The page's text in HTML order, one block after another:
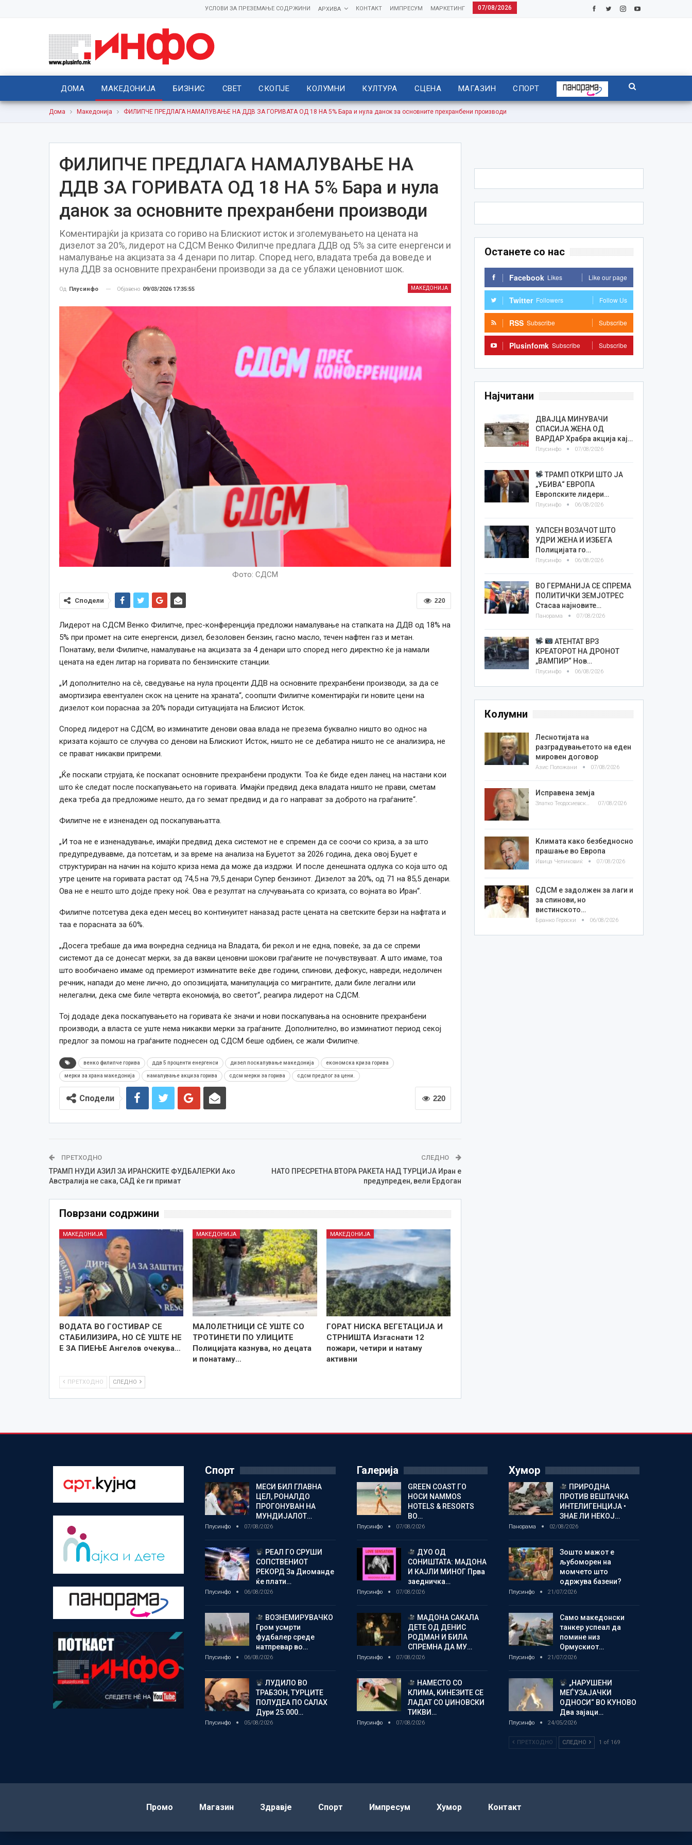
07/08/2026
МАРКЕТИНГ
ИМПРЕСУМ
КОНТАКТ
АРХИВА
УСЛОВИ ЗА ПРЕЗЕМАЊЕ СОДРЖИНИ
ДОМА МАКЕДОНИЈА БИЗНИС СВЕТ СКОПЈЕ КОЛУМНИ КУЛТУРА СЦЕНА МАГАЗИН СПОРТ
Дома Македонија ФИЛИПЧЕ ПРЕДЛАГА НАМАЛУВАЊЕ НА ДДВ ЗА ГОРИВАТА ОД 18 НА 5% Бара и нула данок за основните прехранбени производи
ФИЛИПЧЕ ПРЕДЛАГА НАМАЛУВАЊЕ НА
ДДВ ЗА ГОРИВАТА ОД 18 НА 5% Бара и нула
данок за основните прехранбени производи
Коментирајќи ја кризата со гориво на Блискиот исток и зголемувањето на цената на
дизелот за 20%, лидерот на СДСМ Венко Филипче предлага ДДВ од 5% за сите енергенси и
намалување на акцизата за 4 денари по литар. Според него, владата треба да воведе и
нула ДДВ за основните прехранбени производи за да се ублажи ценовниот шок.
МАКЕДОНИЈА
Од Плусинфо Објавено 09/03/2026 17:35:55
Фото: СДСМ
220
Сподели
Лидерот на СДСМ Венко Филипче, прес-конференција предложи намалување на стапката на ДДВ од 18% на
5% при промет на сите енергенси, дизел, безоловен бензин, гасно масло, течен нафтен газ и метан.
Понатаму, вели Филипче, намалување на акцизата за 4 денари што според него директно ќе ја намали
цената на еден литар на горивата по бензинските станции.
„И дополнително на сè, сведување на нула проценти ДДВ на основните прехранбени производи, за да се
амортизира евентуален скок на цените на храната“, соопшти Филипче коментирајќи ги новите цени на
дизелот кои пораснаа за 20% поради ситуацијата на Блисиот Исток.
Според лидерот на СДСМ, во изминатите денови оваа влада не презема буквално ништо во однос на
кризата којашто се случува со денови на Блискиот Исток, ништо не се дебатира ништо не се анализира, не
се прават никакви припреми.
„Ќе поскапи струјата, ќе поскапат основните прехранбени продукти. Тоа ќе биде еден ланец на настани кои
што ќе следат после поскапувањето на горивата. Имајќи предвид дека владата ништо не прави, сметам
дека треба да предложиме нешто, да го земат предвид и да го направат за доброто на граѓаните“.
Филипче не е изненаден од поскапувањатта.
„И тоа не е изненадувањe, имајќи предвид дека системот не е спремен да се соочи со криза, а за што
предупредувавме, да потсетам, и за време на анализа на Буџетот за 2026 година, дека овој Буџет е
структуриран на начин на којшто криза нема да може да издржи. И после денешната одлука со која што од
утре цените на горивата растат од 74,5 на 79,5 денари Супер бензинот. Дизелот за 20%, од 71 на 85,5 денари.
Ова не е нешто што дојде преку ноќ. Ова е резултат на случувањата со кризата, со војната во Иран“.
Филипче потсетува дека еден месец во континуитет наназад расте цената на светските берзи на нафтата и
таа е порасната за 60%.
„Досега требаше да има вонредна седница на Владата, би рекол и не една, повеќе, за да се спреми
системот да се донесат мерки, за да вакви ценовни шокови граѓаните не почувствуваат. А што имаме, тоа
што вообичаено имаме од премиерот изминатите веќе две години, спинови, дефокус, навреди, недоличен
речник, напади до мене лично, до опозицијата, манипулација со мигрантите, дали биле легални или
нелегални, дека сме биле четврта економија, во светот“, реагира лидерот на СДСМ.
Тој додаде дека поскапувањето на горивата ќе значи и нови поскапувања на основните прехранбени
производи, а власта се уште нема никакви мерки за граѓаните. Дополнително, во изминатиот период секој
предлог за помош на граѓаните поднесен од СДСМ беше одбиен, се жали Филипче.
венко филипче горива ддв 5 проценти енергенси дизел поскапување македонија економска криза горива
мерки за храна македонија намалување акциза горива сдсм мерки за горива сдсм предлог за цени.
220
Сподели
ПРЕТХОДНО
ТРАМП НУДИ АЗИЛ ЗА ИРАНСКИТЕ ФУДБАЛЕРКИ Ако
Австралија не сака, САД ќе ги примат
СЛЕДНО
НАТО ПРЕСРЕТНА ВТОРА РАКЕТА НАД ТУРЦИЈА Иран е
предупреден, вели Ердоган
Поврзани содржини
МАКЕДОНИЈА
ВОДАТА ВО ГОСТИВАР СЕ
СТАБИЛИЗИРА, НО СÈ УШТЕ НЕ
Е ЗА ПИЕЊЕ Ангелов очекува…
МАКЕДОНИЈА
МАЛОЛЕТНИЦИ СÈ УШТЕ СО
ТРОТИНЕТИ ПО УЛИЦИТЕ
Полицијата казнува, но децата
и понатаму…
МАКЕДОНИЈА
ГОРАТ НИСКА ВЕГЕТАЦИЈА И
СТРНИШТА Изгаснати 12
пожари, четири и натаму
активни
ПРЕТХОДНО СЛЕДНО
Останете со нас
Facebook Likes Like our page
Twitter Followers Follow Us
RSS Subscribe Subscribe
Plusinfomk Subscribe Subscribe
Најчитани
ДВАЈЦА МИНУВАЧИ
СПАСИЈА ЖЕНА ОД
ВАРДАР Храбра акција кај…
Плусинфо 07/08/2026
ТРАМП ОТКРИ ШТО ЈА
„УБИВА“ ЕВРОПА
Европските лидери…
Плусинфо 06/08/2026
УАПСЕН ВОЗАЧОТ ШТО
УДРИ ЖЕНА И ИЗБЕГА
Полицијата го…
Плусинфо 06/08/2026
ВО ГЕРМАНИЈА СЕ СПРЕМА
ПОЛИТИЧКИ ЗЕМЈОТРЕС
Стасаа најновите…
Панорама 07/08/2026
АТЕНТАТ ВРЗ
КРЕАТОРОТ НА ДРОНОТ
„ВАМПИР“ Нов…
Плусинфо 06/08/2026
Колумни
Леснотијата на
разградувањетото на еден
мировен договор
Азис Положани 07/08/2026
Исправена земја
Златко Теодосиевски 07/08/2026
Климата како безбедносно
прашање во Европа
Ивица Челиковиќ 07/08/2026
СДСМ е задолжен за лаги и
за спинови, но
вистинското…
Бранко Героски 06/08/2026
Спорт
МЕСИ БИЛ ГЛАВНА
ЦЕЛ, РОНАЛДО
ПРОГОНУВАН НА
МУНДИЈАЛОТ…
Плусинфо 07/08/2026
РЕАЛ ГО СРУШИ
СОПСТВЕНИОТ
РЕКОРД За Диоманде
ќе плати…
Плусинфо 06/08/2026
ВОЗНЕМИРУВАЧКО
Гром усмрти
фудбалер среде
натпревар во…
Плусинфо 06/08/2026
ЛУДИЛО ВО
ТРАБЗОН, ТУРЦИТЕ
ПОЛУДЕА ПО САЛАХ
Дури 25.000…
Плусинфо 05/08/2026
Галерија
GREEN COAST ГО
НОСИ NAMMOS
HOTELS & RESORTS
ВО…
Плусинфо 07/08/2026
ДУО ОД
СОНИШТАТА: МАДОНА
И КАЈЛИ МИНОГ Прва
заедничка…
Плусинфо 07/08/2026
МАДОНА САКАЛА
ДЕТЕ ОД ДЕНИС
РОДМАН И БИЛА
СПРЕМНА ДА МУ…
Плусинфо 07/08/2026
НАМЕСТО СО
КЛИМА, КИНЕЗИТЕ СЕ
ЛАДАТ СО ЏИНОВСКИ
ТИКВИ…
Плусинфо 07/08/2026
Хумор
ПРИРОДНА
ПРОТИВ ВЕШТАЧКА
ИНТЕЛИГЕНЦИЈА •
ЗНАЕ ЛИ НЕКОЈ…
Панорама 02/08/2026
Зошто мажот е
љубоморен на
момчето што
одржува базени?
Плусинфо 21/07/2026
Само македонски
танкер успеал да
помине низ
Ормускиот…
Плусинфо 21/07/2026
„НАРУШЕНИ
МЕЃУЗАЈАЧКИ
ОДНОСИ“ ВО КУНОВО
Два зајаци…
Плусинфо 24/05/2026
ПРЕТХОДНО СЛЕДНО 1 of 169
Промо Магазин Здравје Спорт Импресум Хумор Контакт